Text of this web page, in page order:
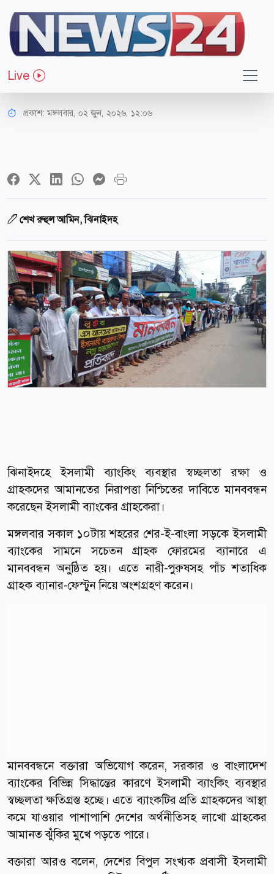
Live
সারাদেশ
ঝিনাইদহে ইসলামী ব্যাংকের গ্রাহক
ফোরামের মানববন্ধন
প্রকাশ:মঙ্গলবার, ০২ জুন, ২০২৬, ১২:০৬
শেখ রুহুল আমিন, ঝিনাইদহ
ঝিনাইদহে ইসলামী ব্যাংকিং ব্যবস্থার স্বচ্ছলতা রক্ষা ও
গ্রাহকদের আমানতের নিরাপত্তা নিশ্চিতের দাবিতে মানববন্ধন
করেছেন ইসলামী ব্যাংকের গ্রাহকেরা।
মঙ্গলবার সকাল ১০টায় শহরের শের-ই-বাংলা সড়কে ইসলামী
ব্যাংকের সামনে সচেতন গ্রাহক ফোরমের ব্যানারে এ
মানববন্ধন অনুষ্ঠিত হয়। এতে নারী-পুরুষসহ পাঁচ শতাধিক
গ্রাহক ব্যানার-ফেস্টুন নিয়ে অংশগ্রহণ করেন।
মানববন্ধনে বক্তারা অভিযোগ করেন, সরকার ও বাংলাদেশ
ব্যাংকের বিভিন্ন সিদ্ধান্তের কারণে ইসলামী ব্যাংকিং ব্যবস্থার
স্বচ্ছলতা ক্ষতিগ্রস্ত হচ্ছে। এতে ব্যাংকটির প্রতি গ্রাহকদের আস্থা
কমে যাওয়ার পাশাপাশি দেশের অর্থনীতিসহ লাখো গ্রাহকের
আমানত ঝুঁকির মুখে পড়তে পারে।
বক্তারা আরও বলেন, দেশের বিপুল সংখ্যক প্রবাসী ইসলামী